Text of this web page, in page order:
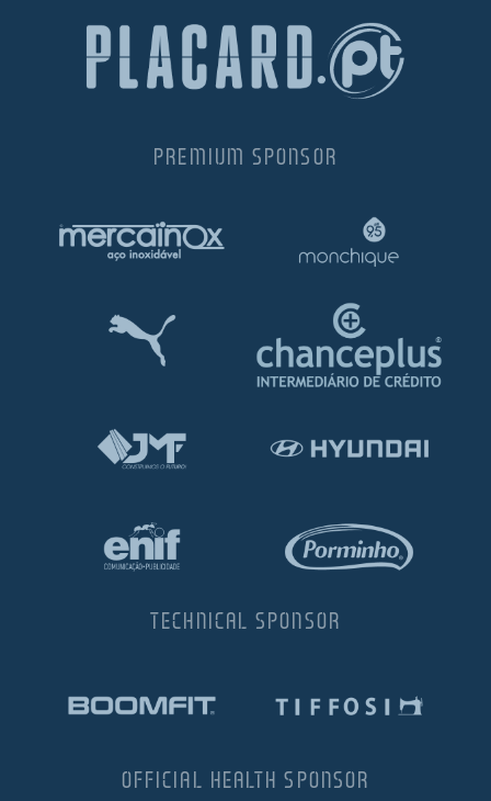
PREMIUM SPONSOR
TECHNICAL SPONSOR
OFFICIAL HEALTH SPONSOR